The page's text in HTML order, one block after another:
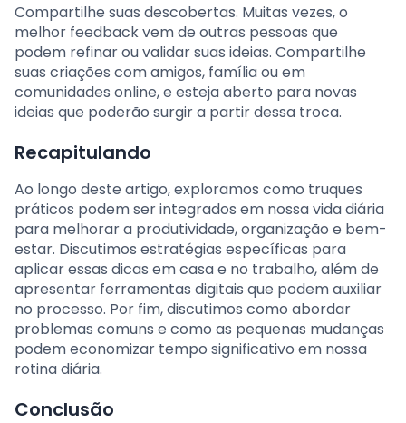
Compartilhe suas descobertas. Muitas vezes, o
melhor feedback vem de outras pessoas que
podem refinar ou validar suas ideias. Compartilhe
suas criações com amigos, família ou em
comunidades online, e esteja aberto para novas
ideias que poderão surgir a partir dessa troca.
Recapitulando
Ao longo deste artigo, exploramos como truques
práticos podem ser integrados em nossa vida diária
para melhorar a produtividade, organização e bem-
estar. Discutimos estratégias específicas para
aplicar essas dicas em casa e no trabalho, além de
apresentar ferramentas digitais que podem auxiliar
no processo. Por fim, discutimos como abordar
problemas comuns e como as pequenas mudanças
podem economizar tempo significativo em nossa
rotina diária.
Conclusão